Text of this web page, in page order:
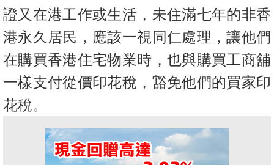
證又在港工作或生活，未住滿七年的非香
港永久居民，應該一視同仁處理，讓他們
在購買香港住宅物業時，也與購買工商舖
一樣支付從價印花稅，豁免他們的買家印
花稅。